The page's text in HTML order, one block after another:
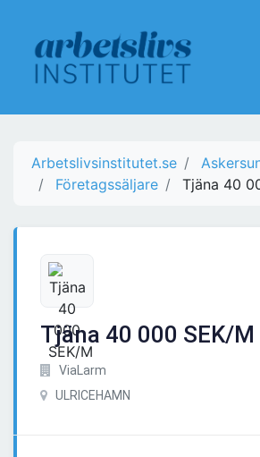
Arbetslivsinstitutet.se
Företagssäljare
Tjäna 40
Tjäna 40 000 SEK/M
ViaLarm
ULRICEHAMN